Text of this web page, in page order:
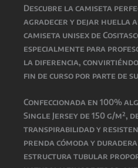
Descubre la camiseta
agradecer y dejar huella
camiseta unisex de
especialmente para
la diferencia,
fin de curso por parte de
Confeccionada en 100%
Single Jersey de 150 g/m²,
transpirabilidad y
prenda cómoda y
estructura tubular